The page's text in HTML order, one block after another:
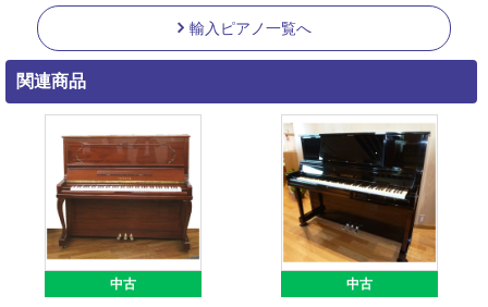
輸入ピアノ一覧へ
関連商品
中古 中古